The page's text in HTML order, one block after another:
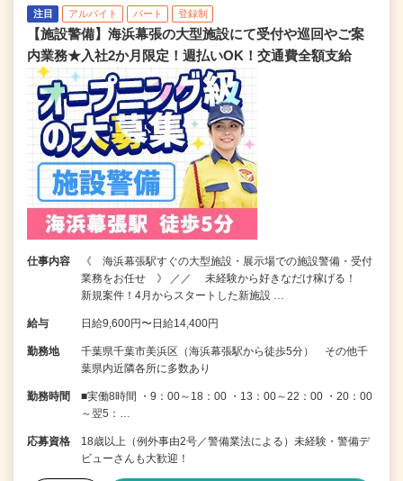
注目 アルバイト パート 登録制
【施設警備】海浜幕張の大型施設にて受付や巡回やご案
内業務★入社2か月限定！週払いOK！交通費全額支給
仕事内容
《 海浜幕張駅すぐの大型施設・展示場での施設警備・受付
業務をお任せ 》 ／／ 未経験から好きなだけ稼げる！
新規案件！4月からスタートした新施設 …
給与 日給9,600円〜日給14,400円
勤務地
千葉県千葉市美浜区（海浜幕張駅から徒歩5分） その他千
葉県内近隣各所に多数あり
勤務時間
■実働8時間 ・9：00～18：00 ・13：00～22：00 ・20：00
～翌5：…
応募資格
18歳以上（例外事由2号／警備業法による）未経験・警備デ
ビューさんも大歓迎！